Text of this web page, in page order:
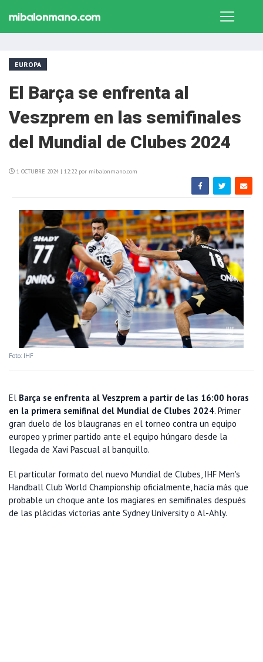
EUROPA
El Barça se enfrenta al
Veszprem en las semifinales
del Mundial de Clubes 2024
1 OCTUBRE 2024 | 12:22 por mibalonmano.com
Foto: IHF
El Barça se enfrenta al Veszprem a partir de las 16:00 horas
en la primera semifinal del Mundial de Clubes 2024. Primer
gran duelo de los blaugranas en el torneo contra un equipo
europeo y primer partido ante el equipo húngaro desde la
llegada de Xavi Pascual al banquillo.
El particular formato del nuevo Mundial de Clubes, IHF Men's
Handball Club World Championship oficialmente, hacía más que
probable un choque ante los magiares en semifinales después
de las plácidas victorias ante Sydney University o Al-Ahly.